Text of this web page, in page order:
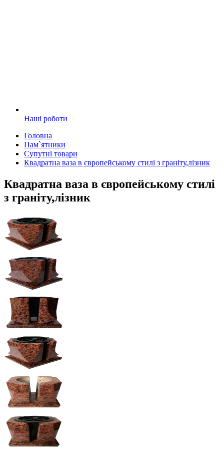
Наші роботи
Головна
Пам`ятники
Супутні товари
Квадратна ваза в європейському стилі з граніту,лізник
Квадратна ваза в європейському стилі
з граніту,лізник